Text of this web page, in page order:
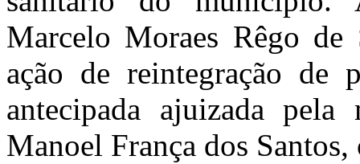
Marcelo Moraes Rêgo
ação de reintegração de
antecipada ajuizada
Manoel França dos